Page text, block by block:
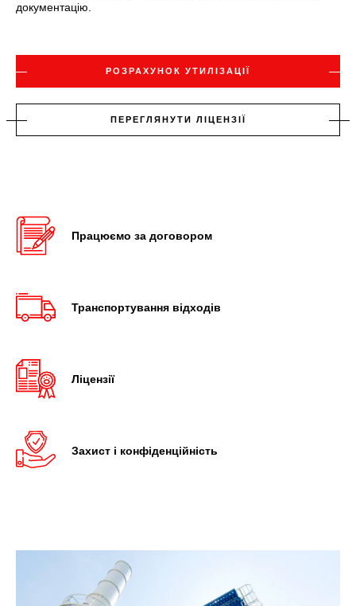
документацію.
РОЗРАХУНОК УТИЛІЗАЦІЇ
ПЕРЕГЛЯНУТИ ЛІЦЕНЗІЇ
Працюємо за договором
Транспортування відходів
Ліцензії
Захист і конфіденційність